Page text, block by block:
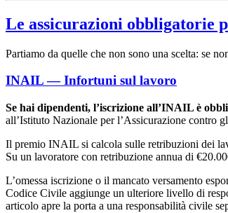
Le assicurazioni obbligatorie
Partiamo da quelle che non sono una scelta: se
INAIL — Infortuni sul lavoro
Se hai dipendenti, l’iscrizione all’INAIL è
all’Istituto Nazionale per l’Assicurazione contro
Il premio INAIL si calcola sulle retribuzioni dei
Su un lavoratore con retribuzione annua di
L’omessa iscrizione o il mancato versamento
Codice Civile aggiunge un ulteriore livello di
articolo apre la porta a una responsabilità civile